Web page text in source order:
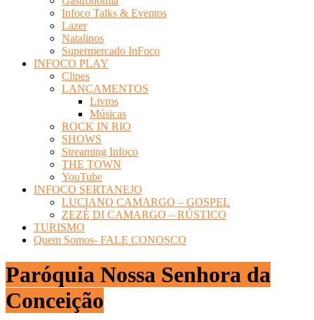
Infoco Talks & Eventos
Lazer
Natalinos
Supermercado InFoco
INFOCO PLAY
Clipes
LANÇAMENTOS
Livros
Músicas
ROCK IN RIO
SHOWS
Streaming Infoco
THE TOWN
YouTube
INFOCO SERTANEJO
LUCIANO CAMARGO – GOSPEL
ZEZÉ DI CAMARGO – RÚSTICO
TURISMO
Quem Somos- FALE CONOSCO
Paróquia Nossa Senhora da
Conceição